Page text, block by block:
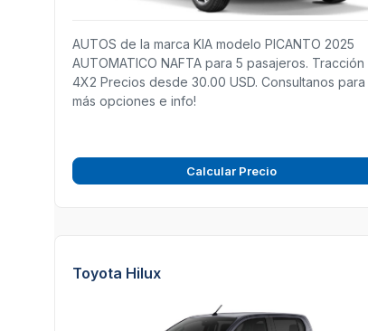
AUTOS de la marca KIA modelo PICANTO 2025
AUTOMATICO NAFTA para 5 pasajeros. Tracción
4X2 Precios desde 30.00 USD. Consultanos para
más opciones e info!
Calcular Precio
Toyota Hilux